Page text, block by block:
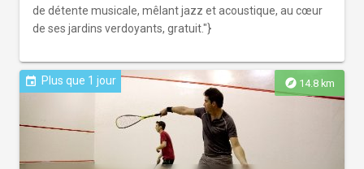
de détente musicale, mêlant jazz et acoustique, au cœur
de ses jardins verdoyants, gratuit."}
explore 14.8 km
event Plus que 1 jour